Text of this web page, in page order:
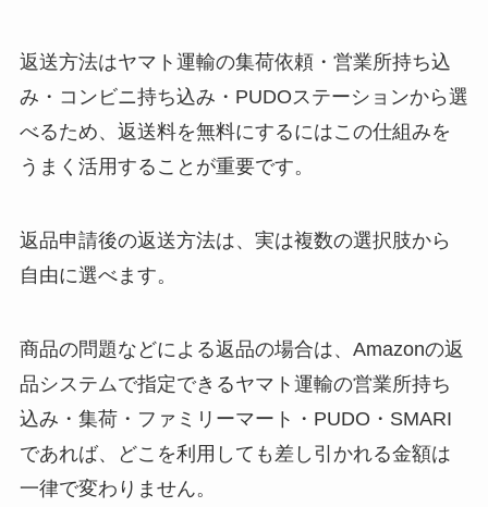
返送方法はヤマト運輸の集荷依頼・営業所持ち込
み・コンビニ持ち込み・PUDOステーションから選
べるため、返送料を無料にするにはこの仕組みを
うまく活用することが重要です。
返品申請後の返送方法は、実は複数の選択肢から
自由に選べます。
商品の問題などによる返品の場合は、Amazonの返
品システムで指定できるヤマト運輸の営業所持ち
込み・集荷・ファミリーマート・PUDO・SMARI
であれば、どこを利用しても差し引かれる金額は
一律で変わりません。